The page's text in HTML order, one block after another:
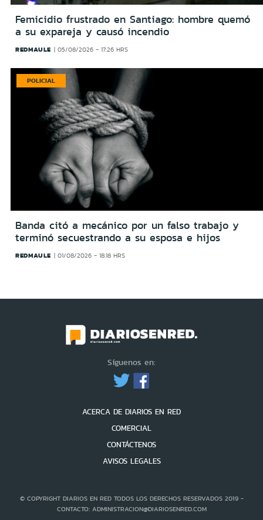
Femicidio frustrado en Santiago: hombre quemó
a su expareja y causó incendio
REDMAULE 05/08/2026 - 17:26 HRS
POLICIAL
Banda citó a mecánico por un falso trabajo y
terminó secuestrando a su esposa e hijos
REDMAULE 01/08/2026 - 18:18 HRS
Síguenos en:
ACERCA DE DIARIOS EN RED
COMERCIAL
CONTÁCTENOS
AVISOS LEGALES
© COPYRIGHT DIARIOS EN RED TODOS LOS DERECHOS RESERVADOS 2019 -
CONTACTO: ADMINISTRACION@DIARIOSENRED.COM